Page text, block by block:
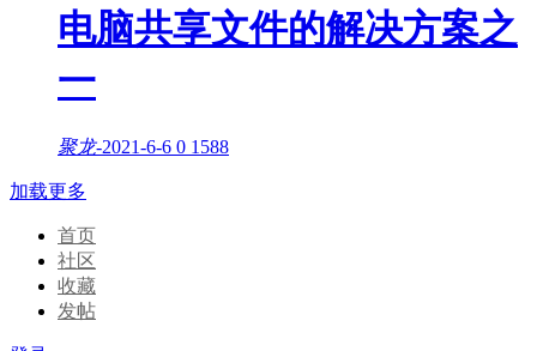
电脑共享文件的解决方案之
一
聚龙-2021-6-6 0 1588
加载更多
首页
社区
收藏
发帖